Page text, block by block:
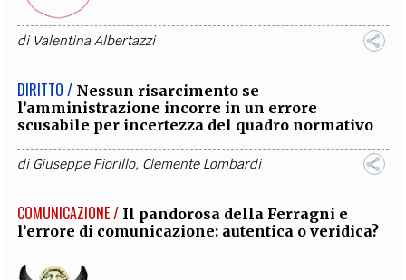
di Valentina Albertazzi
DIRITTO / Nessun risarcimento se
l’amministrazione incorre in un errore
scusabile per incertezza del quadro normativo
diGiuseppe Fiorillo, Clemente Lombardi
COMUNICAZIONE / Il pandorosa della Ferragni e
l’errore di comunicazione: autentica o veridica?